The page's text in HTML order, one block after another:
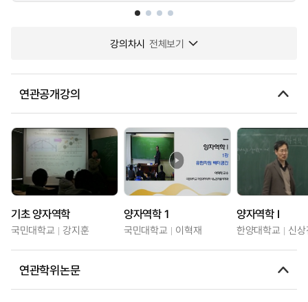
강의차시 전체보기
연관공개강의
기초 양자역학
국민대학교 강지훈
양자역학 1
국민대학교 이혁재
양자역학 I
한양대학교 신
연관학위논문